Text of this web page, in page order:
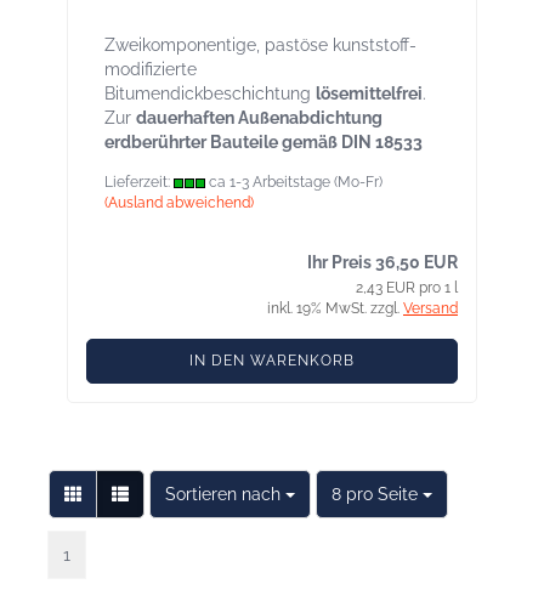
Zweikomponentige, pastöse kunststoff-
modifizierte
Bitumendickbeschichtung lösemittelfrei.
Zur dauerhaften Außenabdichtung
erdberührter Bauteile gemäß DIN 18533
Lieferzeit:
ca 1-3 Arbeitstage (Mo-Fr)
(Ausland abweichend)
Ihr Preis 36,50 EUR
2,43 EUR pro 1 l
inkl. 19% MwSt. zzgl. Versand
IN DEN WARENKORB
Sortieren nach
Sortieren nach 8 pro Seite
pro Seite
1